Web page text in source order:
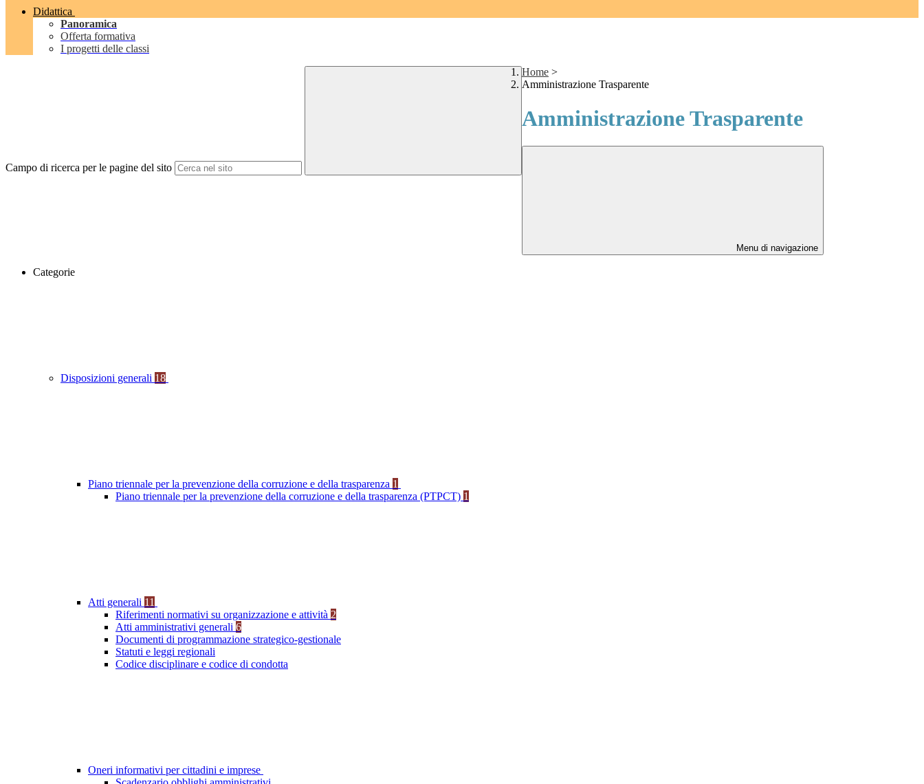
Didattica
Panoramica
Offerta formativa
I progetti delle classi
Campo di ricerca per le pagine del sito
Home >
Amministrazione Trasparente
Amministrazione Trasparente
Menu di navigazione
Categorie
Disposizioni generali 18
Piano triennale per la prevenzione della corruzione e della trasparenza 1
Piano triennale per la prevenzione della corruzione e della trasparenza (PTPCT) 1
Atti generali 11
Riferimenti normativi su organizzazione e attività 2
Atti amministrativi generali 6
Documenti di programmazione strategico-gestionale
Statuti e leggi regionali
Codice disciplinare e codice di condotta
Oneri informativi per cittadini e imprese